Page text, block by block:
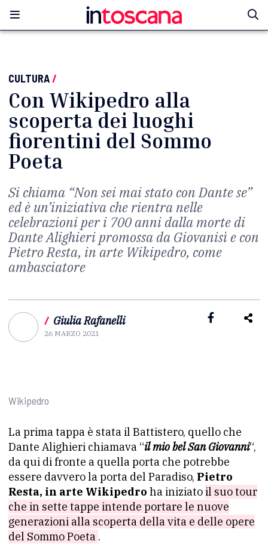
CULTURA/
Con Wikipedro alla
scoperta dei luoghi
fiorentini del Sommo
Poeta
Si chiama “Non sei mai stato con Dante se”
ed è un’iniziativa che rientra nelle
celebrazioni per i 700 anni dalla morte di
Dante Alighieri promossa da Giovanisì e con
Pietro Resta, in arte Wikipedro, come
ambasciatore
/ Giulia Rafanelli
26 MARZO 2021
Wikipedro
La prima tappa è stata il Battistero, quello che
Dante Alighieri chiamava “il mio bel San Giovanni“,
da qui di fronte a quella porta che potrebbe
essere davvero la porta del Paradiso, Pietro
Resta, in arte Wikipedro ha iniziatoil suo tour
che in sette tappe intende portare le nuove
generazioni alla scoperta della vita e delle opere
del Sommo Poeta .